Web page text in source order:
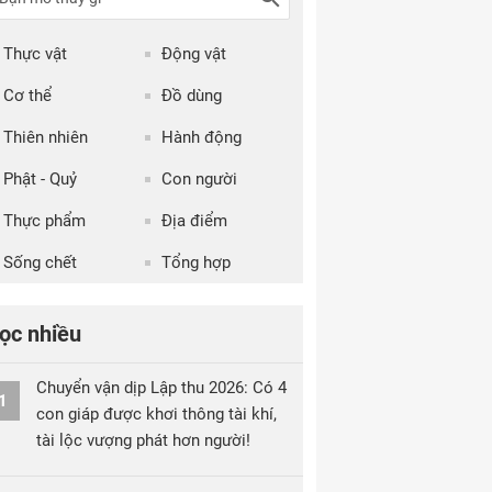
Thực vật Động vật
Cơ thể Đồ dùng
Thiên nhiên Hành động
Phật - Quỷ Con người
Thực phẩm Địa điểm
Sống chết Tổng hợp
nhiều
Chuyển vận dịp Lập thu 2026: Có 4
con giáp được khơi thông tài khí,
tài lộc vượng phát hơn người!